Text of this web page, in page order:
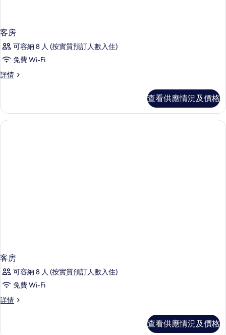
客房
可容納 8 人 (按實質預訂人數入住)
免費 Wi-Fi
詳情
客
查看供應情況及價格
客房
可容納 8 人 (按實質預訂人數入住)
免費 Wi-Fi
詳情
客
查看供應情況及價格